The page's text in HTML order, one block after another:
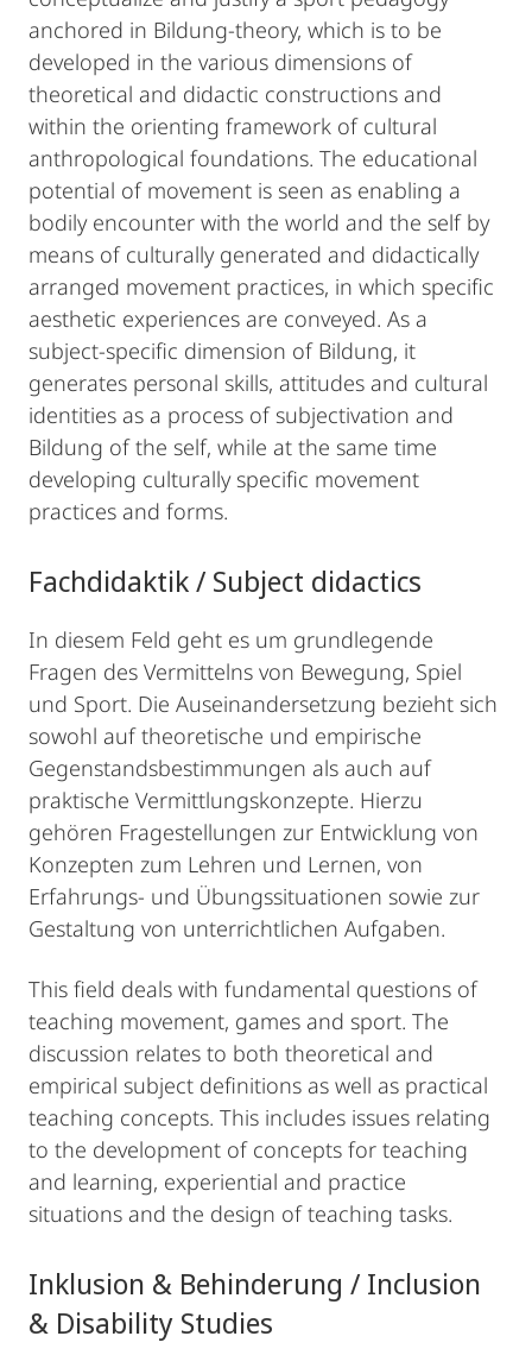
anchored in Bildung-theory, which is to be
developed in the various dimensions of
theoretical and didactic constructions and
within the orienting framework of cultural
anthropological foundations. The educational
potential of movement is seen as enabling a
bodily encounter with the world and the self by
means of culturally generated and didactically
arranged movement practices, in which specific
aesthetic experiences are conveyed. As a
subject-specific dimension of Bildung, it
generates personal skills, attitudes and cultural
identities as a process of subjectivation and
Bildung of the self, while at the same time
developing culturally specific movement
practices and forms.
Fachdidaktik / Subject didactics
In diesem Feld geht es um grundlegende
Fragen des Vermittelns von Bewegung, Spiel
und Sport. Die Auseinandersetzung bezieht sich
sowohl auf theoretische und empirische
Gegenstandsbestimmungen als auch auf
praktische Vermittlungskonzepte. Hierzu
gehören Fragestellungen zur Entwicklung von
Konzepten zum Lehren und Lernen, von
Erfahrungs- und Übungssituationen sowie zur
Gestaltung von unterrichtlichen Aufgaben.
This field deals with fundamental questions of
teaching movement, games and sport. The
discussion relates to both theoretical and
empirical subject definitions as well as practical
teaching concepts. This includes issues relating
to the development of concepts for teaching
and learning, experiential and practice
situations and the design of teaching tasks.
Inklusion & Behinderung / Inclusion
& Disability Studies